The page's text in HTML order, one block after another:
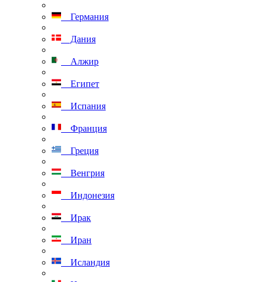
Германия
Дания
Алжир
Египет
Испания
Франция
Греция
Венгрия
Индонезия
Ирак
Иран
Исландия